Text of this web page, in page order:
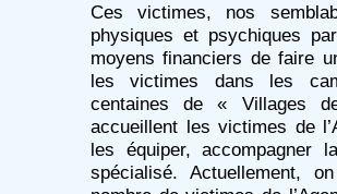
Ces victimes, nos
physiques et psychiques
moyens financiers de faire
les victimes dans les
centaines de « Villages
accueillent les victimes de
les équiper, accompagner
spécialisé. Actuellement,